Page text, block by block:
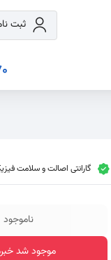
ثبت
گارانتی اصالت و سلامت
ناموجود
موجود شد